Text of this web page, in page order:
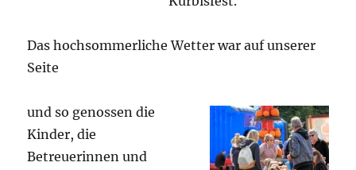
Das hochsommerliche Wetter war auf unserer
Seite
und so genossen die
Kinder, die
Betreuerinnen und